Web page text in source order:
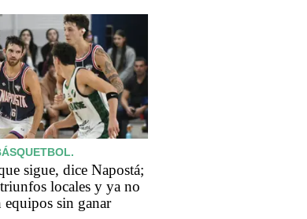
sigue, dice Napostá;
locales y ya no
equipos sin ganar